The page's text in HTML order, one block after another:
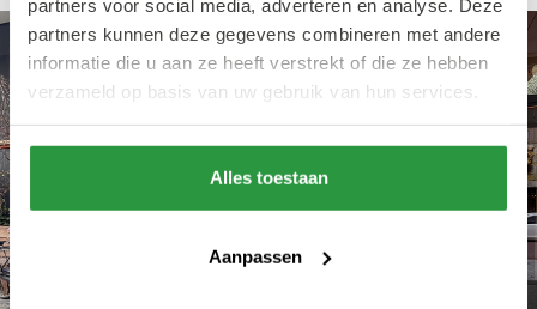
partners voor social media, adverteren en analyse. Deze
partners kunnen deze gegevens combineren met andere
informatie die u aan ze heeft verstrekt of die ze hebben
verzameld op basis van uw gebruik van hun services.
Alles toestaan
Aanpassen